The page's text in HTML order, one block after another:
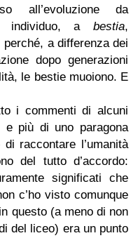
all’evoluzione da
individuo, a bestia,
a differenza dei
dopo generazioni
le bestie muoiono. E
i commenti di alcuni
e più di uno paragona
raccontare l’umanità
del tutto d’accordo:
significati che
c’ho visto comunque
questo (a meno di non
del liceo) era un punto